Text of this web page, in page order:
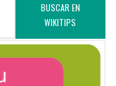
BUSCAR EN
WIKITIPS